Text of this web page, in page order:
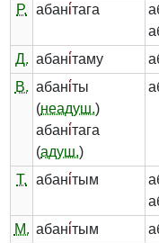
Р.
абані́тага
Д. абані́таму
В. абані́ты
(неадуш.)
абані́тага
(адуш.)
Т.
абані́тым
М. абані́тым